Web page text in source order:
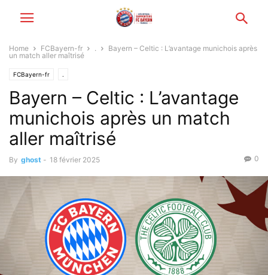
Home FCBayern-fr .
Bayern – Celtic : L’avantage munichois après
un match aller maîtrisé
FCBayern-fr .
Bayern – Celtic : L’avantage
munichois après un match
aller maîtrisé
By ghost - 18 février 2025 0